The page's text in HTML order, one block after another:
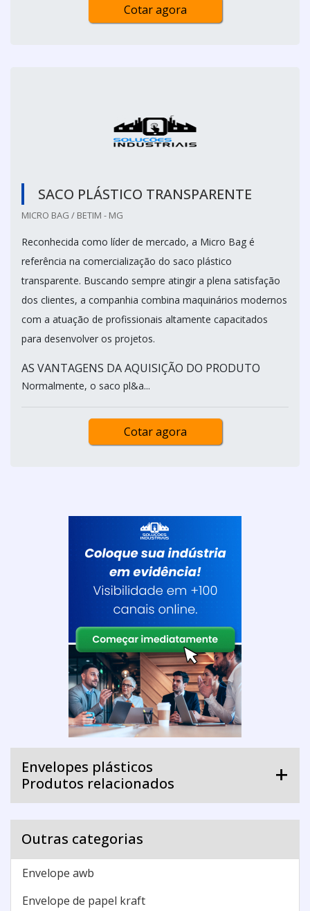
Cotar agora
SACO PLÁSTICO TRANSPARENTE
MICRO BAG / BETIM - MG
Reconhecida como líder de mercado, a Micro Bag é
referência na comercialização do saco plástico
transparente. Buscando sempre atingir a plena satisfação
dos clientes, a companhia combina maquinários modernos
com a atuação de profissionais altamente capacitados
para desenvolver os projetos.
AS VANTAGENS DA AQUISIÇÃO DO PRODUTO
Normalmente, o saco pl&a...
Cotar agora
Envelopes plásticos
Produtos relacionados
Outras categorias
Envelope awb
Envelope de papel kraft